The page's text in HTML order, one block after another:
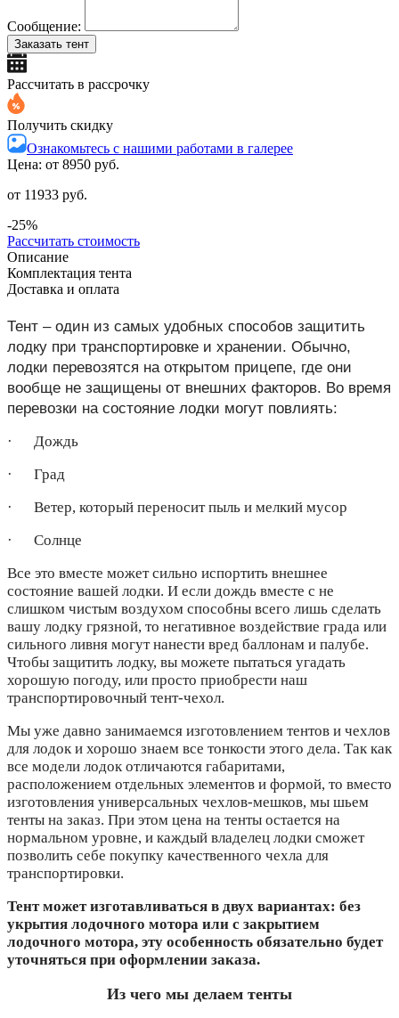
Сообщение:
Заказать тент
Рассчитать в рассрочку
Получить скидку
Ознакомьтесь с нашими работами в галерее
Цена: от 8950 руб.
от 11933 руб.
-25%
Рассчитать стоимость
Описание
Комплектация тента
Доставка и оплата
Тент – один из самых удобных способов защитить
лодку при транспортировке и хранении. Обычно,
лодки перевозятся на открытом прицепе, где они
вообще не защищены от внешних факторов. Во время
перевозки на состояние лодки могут повлиять:
· Дождь
· Град
· Ветер, который переносит пыль и мелкий мусор
· Солнце
Все это вместе может сильно испортить внешнее
состояние вашей лодки. И если дождь вместе с не
слишком чистым воздухом способны всего лишь сделать
вашу лодку грязной, то негативное воздействие града или
сильного ливня могут нанести вред баллонам и палубе.
Чтобы защитить лодку, вы можете пытаться угадать
хорошую погоду, или просто приобрести наш
транспортировочный тент-чехол.
Мы уже давно занимаемся изготовлением тентов и чехлов
для лодок и хорошо знаем все тонкости этого дела. Так как
все модели лодок отличаются габаритами,
расположением отдельных элементов и формой, то вместо
изготовления универсальных чехлов-мешков, мы шьем
тенты на заказ. При этом цена на тенты остается на
нормальном уровне, и каждый владелец лодки сможет
позволить себе покупку качественного чехла для
транспортировки.
Тент может изготавливаться в двух вариантах: без
укрытия лодочного мотора или с закрытием
лодочного мотора, эту особенность обязательно будет
уточняться при оформлении заказа.
Из чего мы делаем тенты